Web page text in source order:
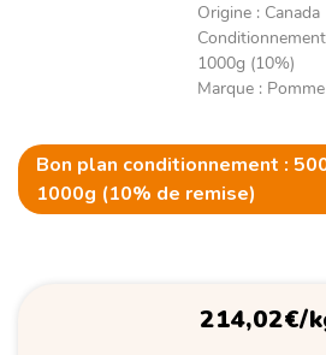
Origine : Canada
Conditionnement
1000g (10%)
Marque :
Bon plan conditionnement :
1000g (10% de remise)
214,02€/